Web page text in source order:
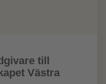
till
Västra